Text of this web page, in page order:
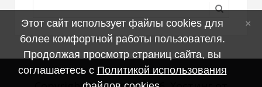
Этот сайт использует файлы cookies для
более комфортной работы пользователя.
Продолжая просмотр страниц сайта, вы
соглашаетесь с Политикой использования